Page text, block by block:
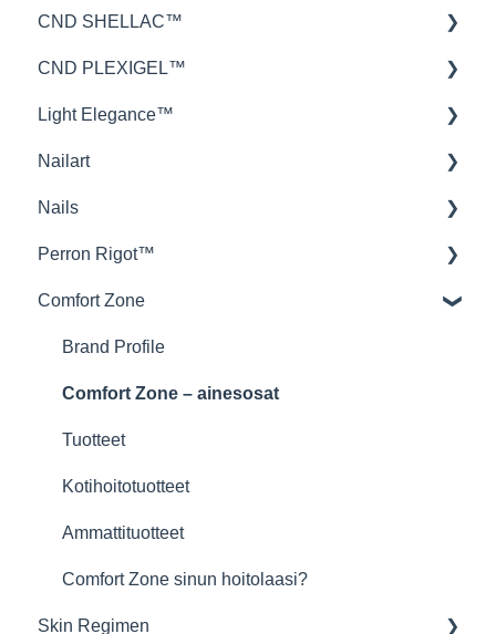
Retention™
CND™ Brisa
Nailcare
Teoria
CND SHELLAC™
lakkauksen kesto
levitys
tuotetieto
Kovetus
Shellac-lakkauksen poisto
Tarvikkeet
Troubleshooting
CND PLEXIGEL™
Levitys
Tuotteet
Troubleshooting
Light Elegance™
Gels
Tekniikka
P+ Soak Off Gel Polish
Glitter Gels
Lexy Line
LED-lamput
Tarvikkeet
Nailart
Stamping
Askelsuunnitelma
Nails
Viilat
General Knowledge
Perron Rigot™
Perron Rigot™
Vahat ja sokerit
Valmistelu & viimeistely
Kuumavaha
Liuskavaha
Vahapatruunoita
Sokerointi
Lämmitin
Comfort Zone
Brand Profile
Comfort Zone – ainesosat
Tuotteet
Kotihoitotuotteet
Ammattituotteet
Comfort Zone sinun hoitolaasi?
Skin Regimen